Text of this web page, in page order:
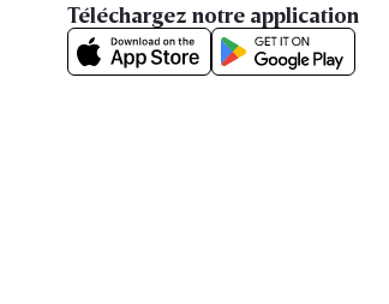
Téléchargez notre application